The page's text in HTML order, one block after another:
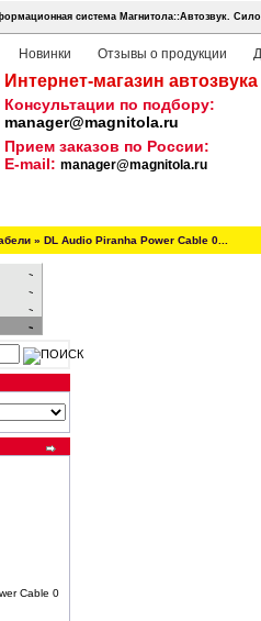
система Магнитола::Автозвук.
Новинки Отзывы о продукции
Интернет-магазин
Консультации по подбору:
manager@magnitola.ru
Прием заказов по России:
E-mail: manager@magnitola.ru
» DL Audio Piranha Power Cable 0...
Cable 0